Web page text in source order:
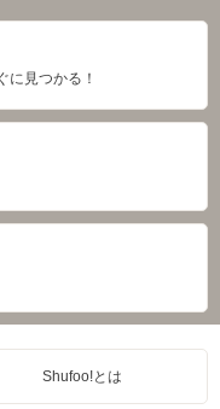
に見つかる！
Shufoo!とは